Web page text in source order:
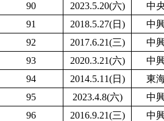
90
2023.5.20(六)
中
91
2018.5.27(日)
中
92
2017.6.21(三)
中
93
2020.3.21(六)
中
94
2014.5.11(日)
東
95
2023.4.8(六)
中
96
2016.9.21(三)
中